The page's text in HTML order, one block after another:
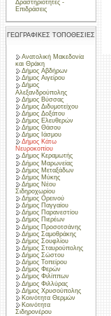
Δραστηριότητες -
Επιδράσεις
ΓΕΩΓΡΑΦΙΚΕΣ ΤΟΠΟΘΕΣΙΕΣ
Ανατολική Μακεδονία
και Θράκη
Δήμος Αβδήρων
Δήμος Αιγείρου
Δήμος
Αλεξανδρούπολης
Δήμος Βύσσας
Δήμος Διδυμοτείχου
Δήμος Δοξάτου
Δήμος Ελευθερών
Δήμος Θάσου
Δήμος Ιάσμου
Δήμος Κάτω
Νευροκοπίου
Δήμος Κεραμωτής
Δήμος Μαρωνείας
Δήμος Μεταξάδων
Δήμος Μύκης
Δήμος Νέου
Σιδηροχωρίου
Δήμος Ορεινού
Δήμος Παγγαίου
Δήμος Παρανεστίου
Δήμος Πιερέων
Δήμος Προσοτσάνης
Δήμος Σαμοθράκης
Δήμος Σουφλίου
Δήμος Σταυρούπολης
Δήμος Σώστου
Δήμος Τοπείρου
Δήμος Φερών
Δήμος Φιλίππων
Δήμος Φιλλύρας
Δήμος Χρυσούπολης
Κοινότητα Θερμών
Κοινότητα
Σιδηρονέρου